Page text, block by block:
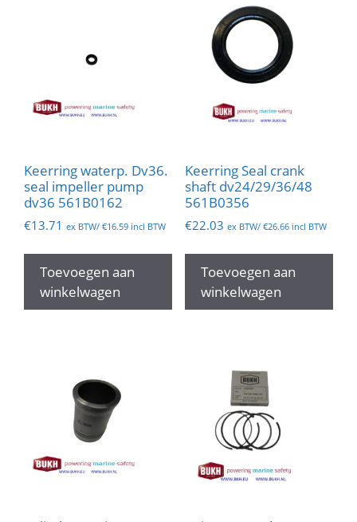
Keerring waterp. Dv36.
seal impeller pump
dv36 561B0162
€13.71 ex BTW/ €16.59 incl BTW
Toevoegen aan
winkelwagen
Keerring Seal crank
shaft dv24/29/36/48
561B0356
€22.03 ex BTW/ €26.66incl BTW
Toevoegen aan
winkelwagen